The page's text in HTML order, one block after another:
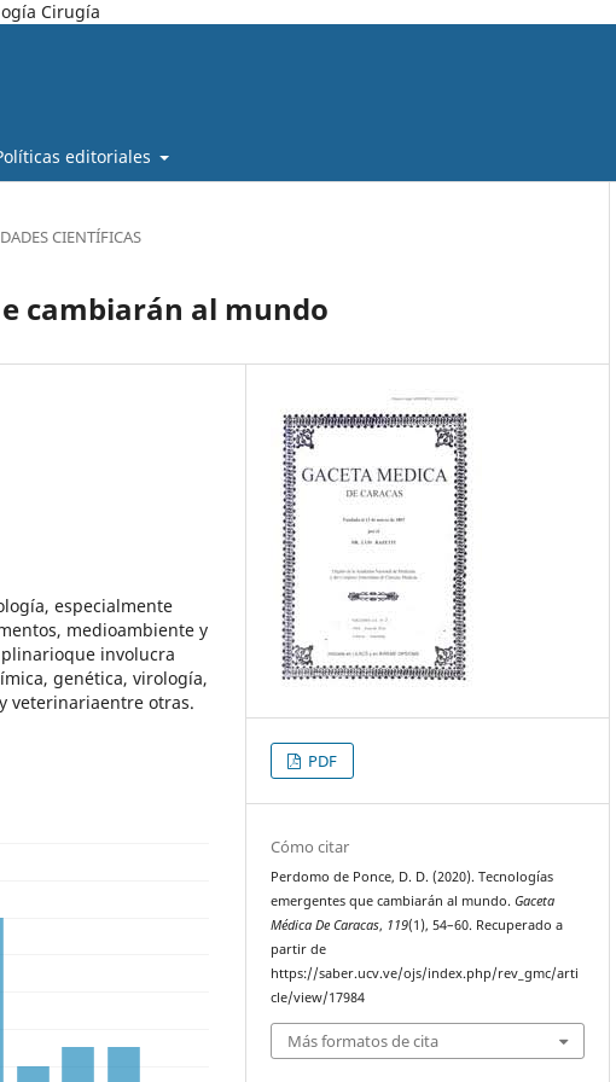
Cirugía
editoriales
CIENTÍFICAS
cambiarán al mundo
especialmente
medioambiente y
involucra
genética, virología,
veterinariaentre otras.
PDF
Cómo citar
Perdomo de Ponce, D. D. (2020). Tecnologías
emergentes que cambiarán al mundo.Gaceta
Médica De Caracas, 119(1), 54–60. Recuperado a
partir de
https://saber.ucv.ve/ojs/index.php/rev_gmc/arti
cle/view/17984
Más formatos de cita